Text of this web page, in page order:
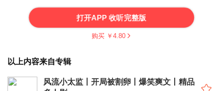
打开APP 收听完整版
购买 ￥ 4.80
以上内容来自专辑
风流小太监丨开局被割卵丨爆笑爽文丨精品